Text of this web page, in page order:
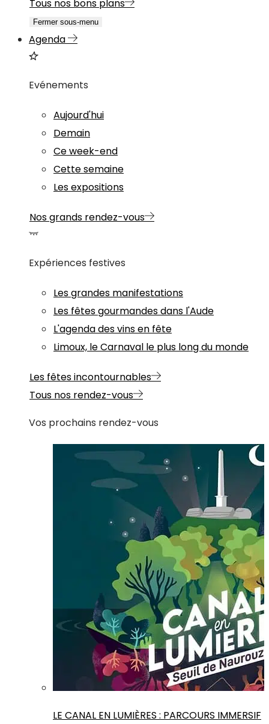
Tous nos bons plans
Fermer sous-menu
Agenda
Evénements
Aujourd'hui
Demain
Ce week-end
Cette semaine
Les expositions
Nos grands rendez-vous
Expériences festives
Les grandes manifestations
Les fêtes gourmandes dans l'Aude
L'agenda des vins en fête
Limoux, le Carnaval le plus long du monde
Les fêtes incontournables
Tous nos rendez-vous
Vos prochains rendez-vous
LE CANAL EN LUMIÈRES : PARCOURS IMMERSIF